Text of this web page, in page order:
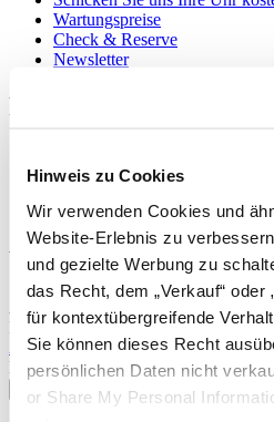
Hinweis zu Cookies
Wir verwenden Cookies und
Website-Erlebnis zu
und gezielte Werbung zu
das Recht, dem „Verkauf“ oder
für kontextübergreifende
Sie können dieses Recht
persönlichen Daten nicht
or Share My Personal
Wartungspreise
Check & Reserve
Newsletter
Rechtliches
Datenschutzerklärung
Verkaufsbedingungen und
Willkommen im
Abonnieren Sie unseren Newsletter
Information
Anmelden
Land/Region auswählen
Sprachumschalter